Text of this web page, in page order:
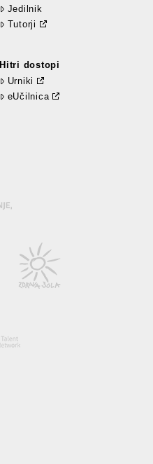
Jedilnik
Tutorji
Hitri dostopi
Urniki
eUčilnica